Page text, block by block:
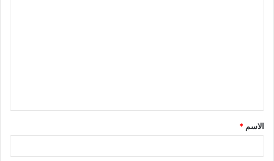
ق
*
الاسم *